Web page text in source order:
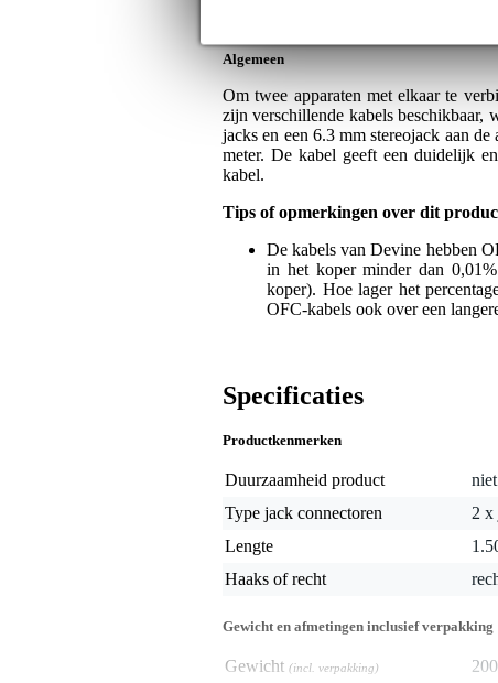
Algemeen
Om twee apparaten met elkaar te
zijn verschillende kabels beschikbaar,
jacks en een 6.3 mm stereojack aan
meter. De kabel geeft een duidelijk
kabel.
Tips of opmerkingen over dit
De kabels van Devine hebben
in het koper minder dan
koper). Hoe lager het
OFC-kabels ook over een
Specificaties
Productkenmerken
Duurzaamheid product
Type jack connectoren
2 x
Lengte
Haaks of recht
Gewicht en afmetingen inclusief verpakking
Gewicht (incl. verpakking)